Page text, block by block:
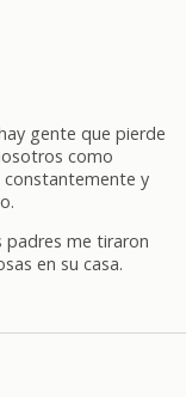
gente que pierde
como
y
padres me tiraron
en su casa.